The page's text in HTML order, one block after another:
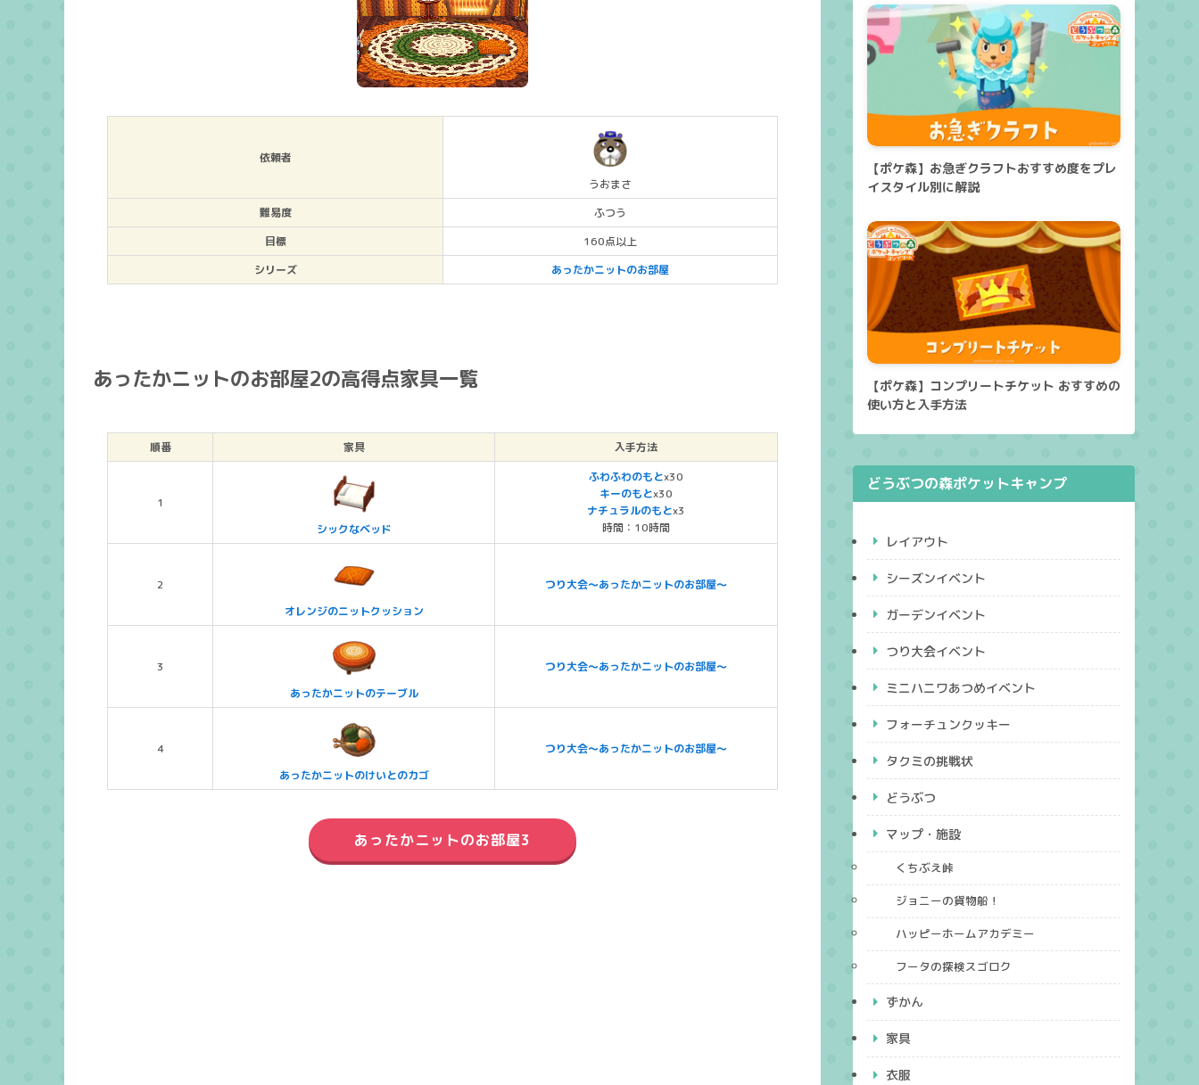
依頼者
うおまさ
難易度
ふつう
目標
160点以上
シリーズ
あったかニットのお部屋
あったかニットのお部屋2の高得点家具一覧
順番 家具 入手方法
1
シックなベッド
ふわふわのもとx30
キーのもとx30
ナチュラルのもとx3
時間：10時間
2
オレンジのニットクッション
つり大会～あったかニットのお部屋～
3
あったかニットのテーブル
つり大会～あったかニットのお部屋～
4
あったかニットのけいとのカゴ
つり大会～あったかニットのお部屋～
あったかニットのお部屋3
【ポケ森】お急ぎクラフトおすすめ度をプレ
イスタイル別に解説
【ポケ森】コンプリートチケット おすすめの
使い方と入手方法
どうぶつの森ポケットキャンプ
レイアウト
シーズンイベント
ガーデンイベント
つり大会イベント
ミニハニワあつめイベント
フォーチュンクッキー
タクミの挑戦状
どうぶつ
マップ・施設
くちぶえ峠
ジョニーの貨物船！
ハッピーホームアカデミー
フータの探検スゴロク
ずかん
家具
衣服